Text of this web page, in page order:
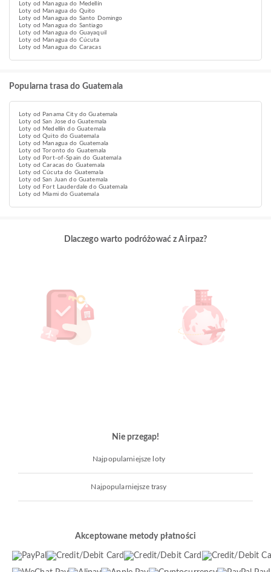
Loty od Managua do Medellín
Loty od Managua do Quito
Loty od Managua do Santo Domingo
Loty od Managua do Santiago
Loty od Managua do Guayaquil
Loty od Managua do Cúcuta
Loty od Managua do Caracas
Popularna trasa do Guatemala
Loty od Panama City do Guatemala
Loty od San Jose do Guatemala
Loty od Medellín do Guatemala
Loty od Quito do Guatemala
Loty od Managua do Guatemala
Loty od Toronto do Guatemala
Loty od Port-of-Spain do Guatemala
Loty od Caracas do Guatemala
Loty od Cúcuta do Guatemala
Loty od San Juan do Guatemala
Loty od Fort Lauderdale do Guatemala
Loty od Miami do Guatemala
Dlaczego warto podróżować z Airpaz?
Nie przegap!
Najpopularniejsze loty
Najpopularniejsze trasy
Akceptowane metody płatności